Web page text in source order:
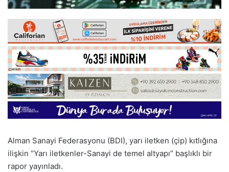
Alman Sanayi Federasyonu (BDI), yarı iletken (çip) kıtlığına
ilişkin “Yarı iletkenler-Sanayi de temel altyapı” başlıklı bir
rapor yayınladı.